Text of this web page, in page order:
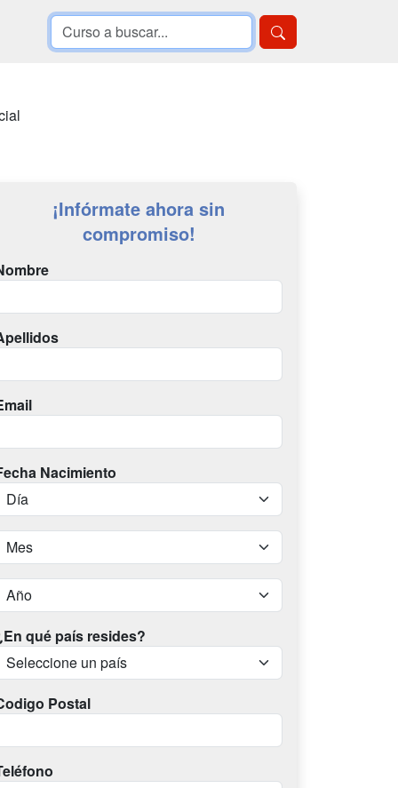
¡Infórmate ahora sin
compromiso!
Nacimiento
qué país resides?
Postal